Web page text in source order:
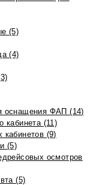
(5)
(4)
оснащения ФАП (14)
кабинета (11)
кабинетов (9)
(5)
осмотров
(5)